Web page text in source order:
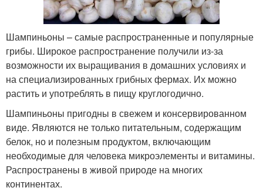
Шампиньоны – самые распространенные и популярные
грибы. Широкое распространение получили из-за
возможности их выращивания в домашних условиях и
на специализированных грибных фермах. Их можно
растить и употреблять в пищу круглогодично.
Шампиньоны пригодны в свежем и консервированном
виде. Являются не только питательным, содержащим
белок, но и полезным продуктом, включающим
необходимые для человека микроэлементы и витамины.
Распространены в живой природе на многих
континентах.